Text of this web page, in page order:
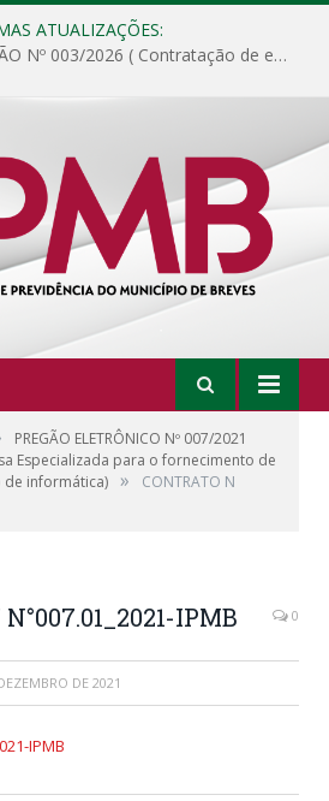
ATUALIZAÇÕES:
DISPENSA DE LICITAÇÃO Nº 003/2026 ( Contratação de empresa para fornecimento de gêneros alimentícios não perecíveis, materiais de expediente, descartáveis, copa e cozinha, para análise e posterior publicação.)
PREGÃO ELETRÔNICO Nº 007/2021
Especializada para o fornecimento de
de informática) »
CONTRATO N
IPMB 0
DE 2021
IPMB